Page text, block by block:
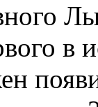
в